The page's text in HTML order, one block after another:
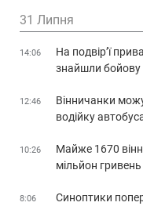
31 Липня
14:06
На подвір’ї
знайшли бойову
12:46
Вінничанки
водійку
10:26
Майже 1670
мільйон гривень
8:06
Синоптики